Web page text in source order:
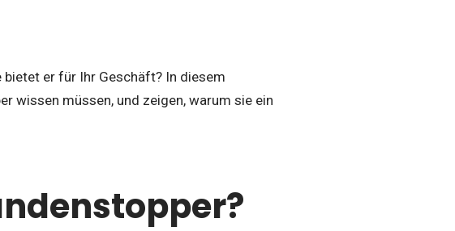
er für Ihr Geschäft? In diesem
wissen müssen, und zeigen, warum sie ein